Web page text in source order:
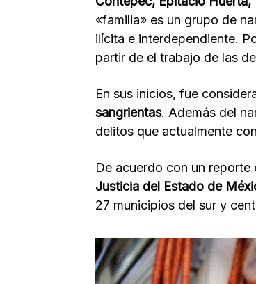
«familia» es un grupo de
ilícita e interdependiente.
partir de el trabajo de las
En sus inicios, fue
sangrientas. Además del
delitos que actualmente
De acuerdo con un
Justicia del Estado de
27 municipios del sur y